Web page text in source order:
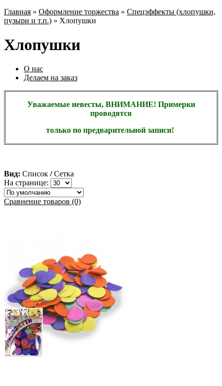
Главная » Оформление торжества » Спецэффекты (хлопушки,
пузыри и т.п.) » Хлопушки
Хлопушки
О нас
Делаем на заказ
Уважаемые невесты, ВНИМАНИЕ! Примерки
проводятся
только по предварительной записи!
Вид: Список / Сетка
На странице:
Сравнение товаров (0)